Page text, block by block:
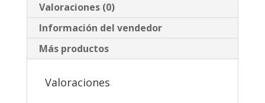
Valoraciones (0)
Información del vendedor
Más productos
Valoraciones